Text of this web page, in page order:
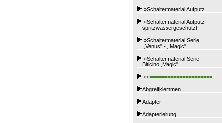
.»Schaltermaterial Aufputz
.»Schaltermaterial Aufputz
spritzwassergeschützt
.»Schaltermaterial Serie
,,Venus" - ,,Magic"
.»Schaltermaterial Serie
Biticino,,Magic"
.»»=====================
Abgreifklemmen
Adapter
Adapterleitung